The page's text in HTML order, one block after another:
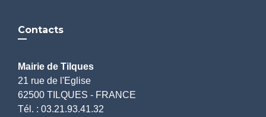
Contacts
Mairie de Tilques
21 rue de l'Eglise
62500 TILQUES - FRANCE
Tél. : 03.21.93.41.32